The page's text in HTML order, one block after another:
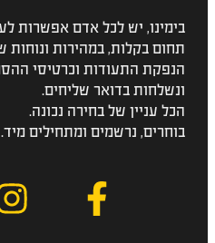
בימינו, יש לכל אדם אפשרות
תחום בקלות, במהירות ונוחות
הנפקת התעודות וכרטיסי
ונשלחות בדואר שליחים.
הכל עניין של בחירה נכונה.
בוחרים, נרשמים ומתחילים מיד.